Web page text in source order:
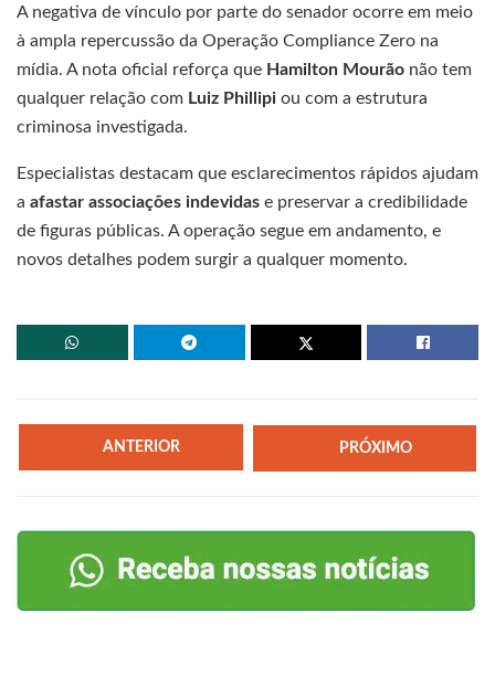
A negativa de vínculo por parte do senador ocorre em meio
à ampla repercussão da Operação Compliance Zero na
mídia. A nota oficial reforça que Hamilton Mourão não tem
qualquer relação com Luiz Phillipi ou com a estrutura
criminosa investigada.
Especialistas destacam que esclarecimentos rápidos ajudam
a afastar associações indevidas e preservar a credibilidade
de figuras públicas. A operação segue em andamento, e
novos detalhes podem surgir a qualquer momento.
ANTERIOR PRÓXIMO